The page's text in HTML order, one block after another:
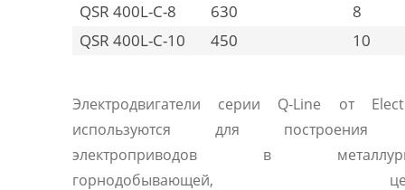
QSR 400L-С-8
630
8
QSR 400L-С-10
450 10
Электродвигатели серии Q-Line от
используются для построения
электроприводов в
горнодобывающей,